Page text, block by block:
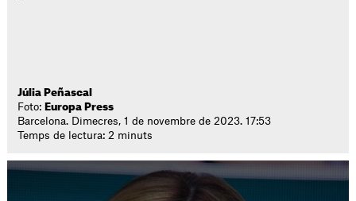
Júlia Peñascal
Foto: Europa Press
Barcelona. Dimecres, 1 de novembre de 2023. 17:53
Temps de lectura: 2 minuts